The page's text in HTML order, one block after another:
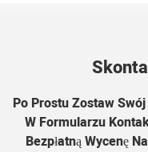
Po Prostu Zostaw
W Formularzu
Bezpłatną Wycenę